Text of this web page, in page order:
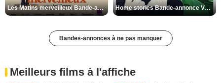
Les Matins merveilleux Bande-annonce VF Home stories Bande-annonce VO STFR
Bandes-annonces à ne pas manquer
Meilleurs films à l'affiche